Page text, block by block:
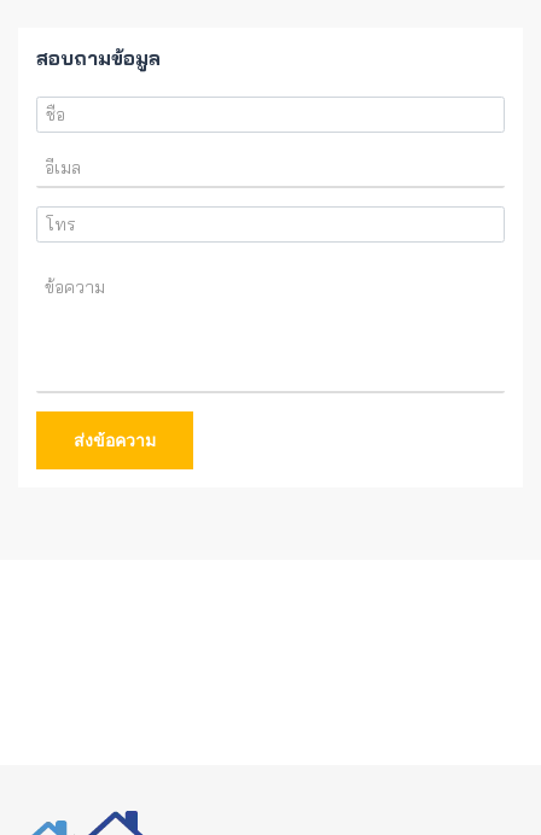
สอบถามข้อมูล
ส่งข้อความ